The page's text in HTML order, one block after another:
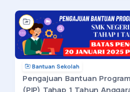
Bantuan Sekolah
Pengajuan Bantuan
(PIP) Tahap 1 Tahun